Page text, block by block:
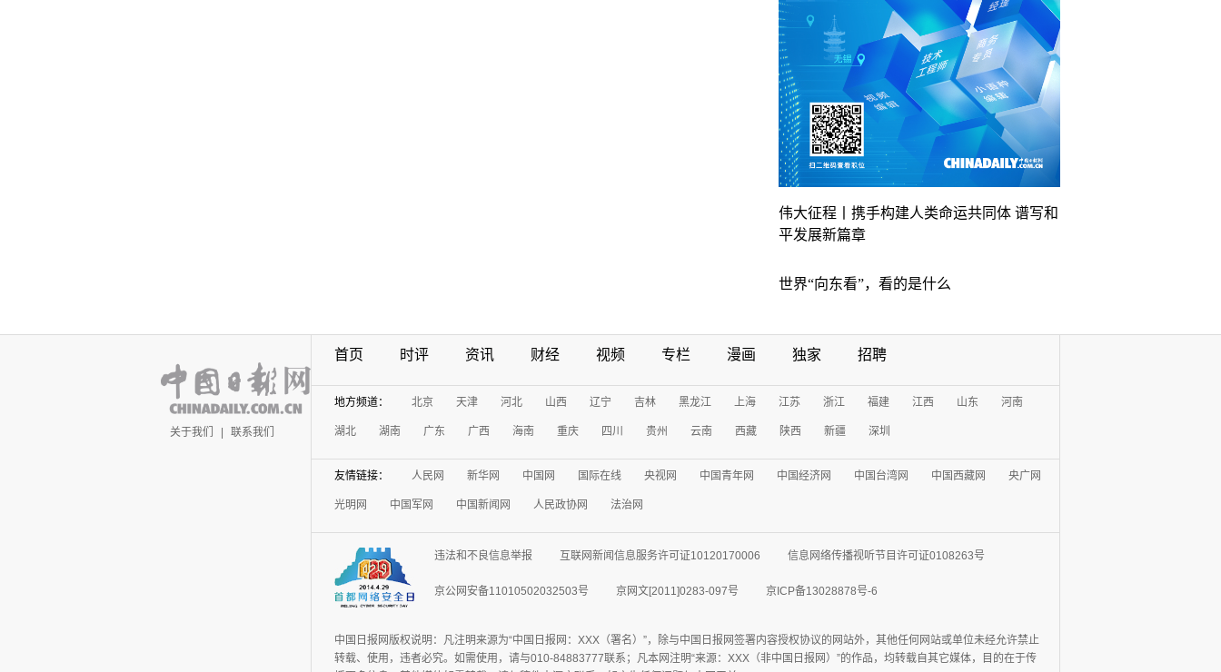
伟大征程丨携手构建人类命运共同体 谱写和
平发展新篇章
世界“向东看”，看的是什么
关于我们 联系我们
首页 时评 资讯 财经 视频 专栏 漫画 独家 招聘
地方频道： 北京 天津 河北 山西 辽宁 吉林 黑龙江 上海 江苏 浙江 福建 江西 山东 河南
湖北 湖南 广东 广西 海南 重庆 四川 贵州 云南 西藏 陕西 新疆 深圳
友情链接： 人民网 新华网 中国网 国际在线 央视网 中国青年网 中国经济网 中国台湾网 中国西藏网 央广网
光明网 中国军网 中国新闻网 人民政协网 法治网
违法和不良信息举报 互联网新闻信息服务许可证10120170006 信息网络传播视听节目许可证0108263号
京公网安备11010502032503号 京网文[2011]0283-097号 京ICP备13028878号-6
中国日报网版权说明：凡注明来源为“中国日报网：XXX（署名）”，除与中国日报网签署内容授权协议的网站外，其他任何网站或单位未经允许禁止
转载、使用，违者必究。如需使用，请与010-84883777联系；凡本网注明“来源：XXX（非中国日报网）”的作品，均转载自其它媒体，目的在于传